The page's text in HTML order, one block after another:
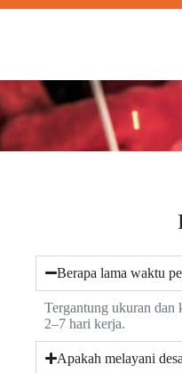
Berapa lama waktu
Tergantung ukuran dan
2–7 hari kerja.
Apakah melayani